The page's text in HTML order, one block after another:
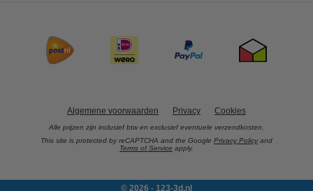
Algemene voorwaarden Privacy Cookies
Alle prijzen zijn inclusief btw en exclusief eventuele verzendkosten.
This site is protected by reCAPTCHA and the Google Privacy Policy and
Terms of Service apply.
© 2026 - 123-3d.nl